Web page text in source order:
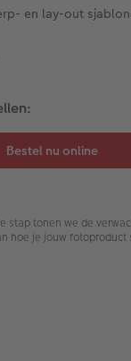
lijst
poster
Memories
en lay-out
stap tonen we de
hoe je jouw fotoproduct